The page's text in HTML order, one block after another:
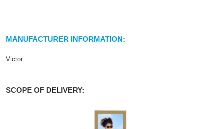
MANUFACTURER INFORMATION:
Victor
SCOPE OF DELIVERY: